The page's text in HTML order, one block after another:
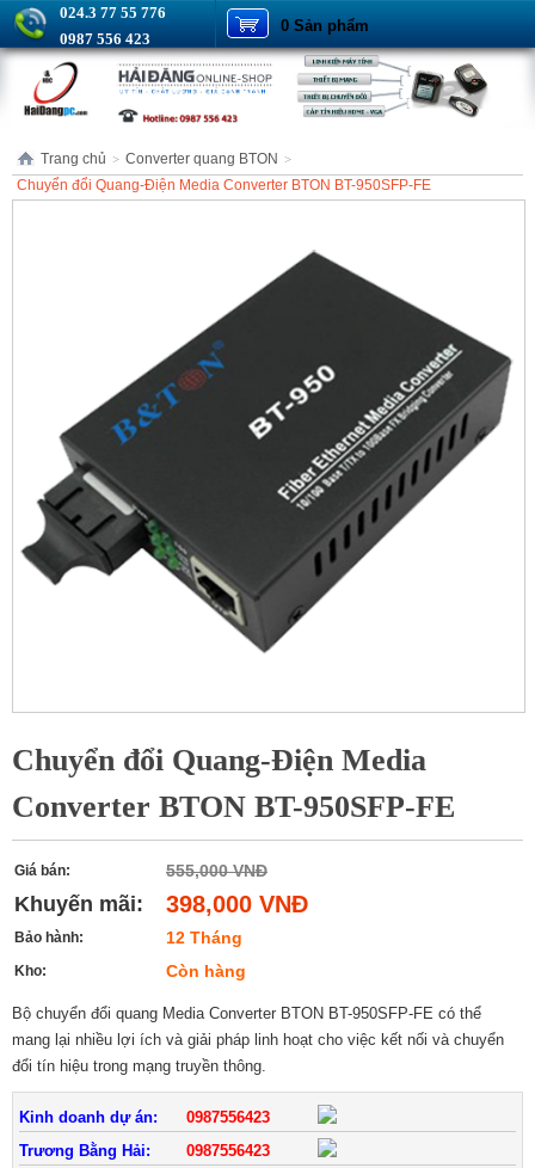
024.3 77 55 776
0987 556 423
0 Sản phẩm
Trang chủ > Converter quang BTON >
Chuyển đổi Quang-Điện Media Converter BTON BT-950SFP-FE
Chuyển đổi Quang-Điện Media
Converter BTON BT-950SFP-FE
Giá bán: 555,000 VNĐ
Khuyến mãi: 398,000 VNĐ
Bảo hành: 12 Tháng
Kho: Còn hàng
Bộ chuyển đổi quang Media Converter BTON BT-950SFP-FE có thể
mang lại nhiều lợi ích và giải pháp linh hoạt cho việc kết nối và chuyển
đổi tín hiệu trong mạng truyền thông.
Kinh doanh dự án:
0987556423
Trương Bằng Hải:
0987556423